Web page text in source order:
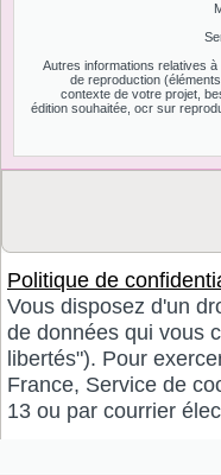
Autres informations relatives
de reproduction
contexte de votre projet,
édition souhaitée, ocr sur
Politique de
Vous disposez d'un
de données qui vous
libertés"). Pour
France, Service de
13 ou par courrier